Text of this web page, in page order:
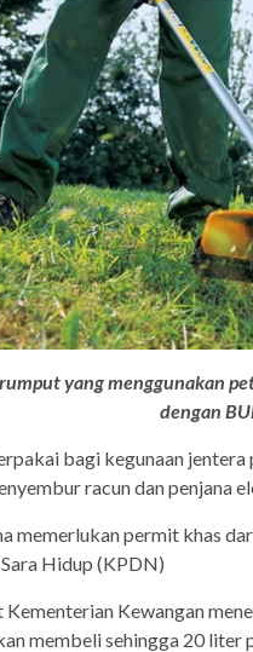
yang menggunakan
dengan
bagi kegunaan
racun dan penjana
memerlukan permit khas
Hidup (KPDN)
Kewangan
membeli sehingga 20 liter